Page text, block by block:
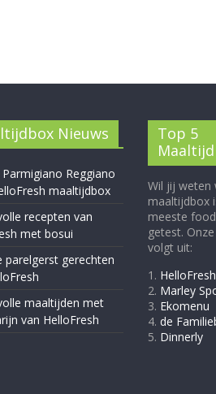
Nieuws
Reggiano
maaltijdbox
recepten van
met bosui
parelgerst gerechten
maaltijden met
van HelloFresh
Top 5
Wil jij weten
maaltijdbox
meeste
getest.
volgt uit:
1. HelloFresh
2. Marley
3. Ekomenu
4. de
5. Dinnerly